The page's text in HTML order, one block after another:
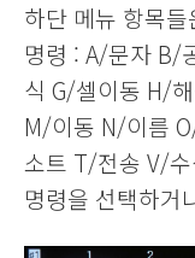
하단 메뉴 항목
명령 : A/문자 B/
식 G/셀이동 H/
M/이동 N/이름
소트 T/전송 V/
명령을 선택하거